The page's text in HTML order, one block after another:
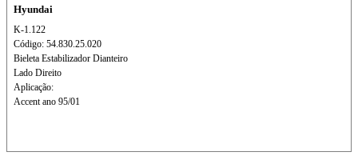
Hyundai
K-1.122
Código: 54.830.25.020
Bieleta Estabilizador Dianteiro
Lado Direito
Aplicação:
Accent ano 95/01